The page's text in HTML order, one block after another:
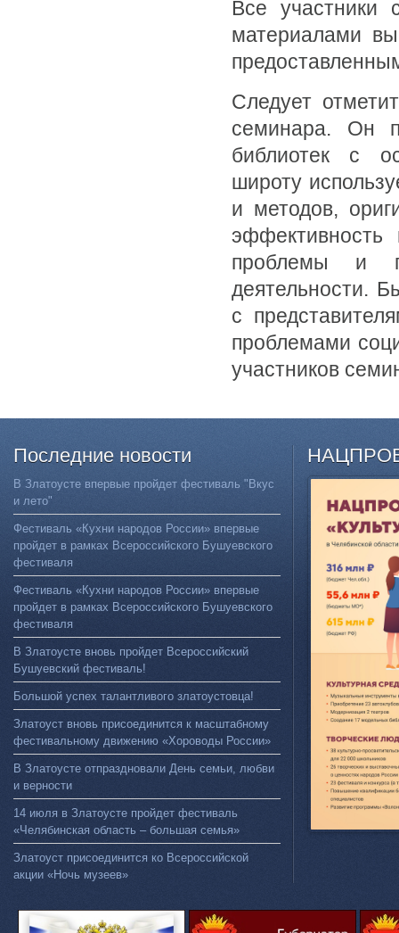
Все участники
материалами
Следует
семинара. Он
библиотек с
широту
и методов,
проблемы и
деятельности.
с
проблемами
участников
Последние новости
В Златоусте впервые пройдет фестиваль "Вкус
и лето"
Фестиваль «Кухни народов России» впервые
пройдет в рамках Всероссийского Бушуевского
фестиваля
Фестиваль «Кухни народов России» впервые
пройдет в рамках Всероссийского Бушуевского
фестиваля
В Златоусте вновь пройдет Всероссийский
Бушуевский фестиваль!
Большой успех талантливого златоустовца!
Златоуст вновь присоединится к масштабному
фестивальному движению «Хороводы России»
В Златоусте отпраздновали День семьи, любви
и верности
14 июля в Златоусте пройдет фестиваль
«Челябинская область – большая семья»
Златоуст присоединится ко Всероссийской
акции «Ночь музеев»